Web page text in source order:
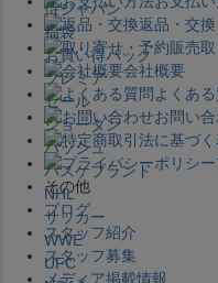
返品・交換
会社概要
よくあ
お問い
その他
ブログ
スタッフ紹介
スタッフ募集
メディア掲載情報
侍ジャパン
福袋
お買い得パック
プレミア
セール
ジョーダン
バッシュ
バスケブランド
NHL
サッカー
WWE
UFC